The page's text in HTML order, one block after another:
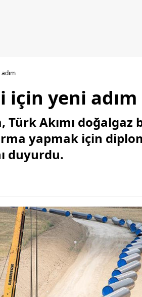
için yeni adım
Akımı doğalgaz
yapmak için
duyurdu.